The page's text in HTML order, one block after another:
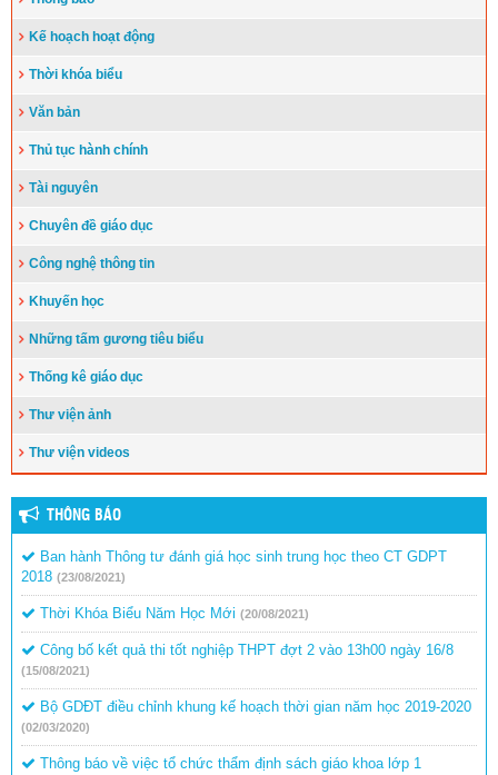
Kế hoạch hoạt động
Thời khóa biểu
Văn bản
Thủ tục hành chính
Tài nguyên
Chuyên đề giáo dục
Công nghệ thông tin
Khuyến học
Những tấm gương tiêu biểu
Thống kê giáo dục
Thư viện ảnh
Thư viện videos
THÔNG BÁO
Ban hành Thông tư đánh giá học sinh trung học theo CT GDPT
2018 (23/08/2021)
Thời Khóa Biểu Năm Học Mới (20/08/2021)
Công bố kết quả thi tốt nghiệp THPT đợt 2 vào 13h00 ngày 16/8
(15/08/2021)
Bộ GDĐT điều chỉnh khung kế hoạch thời gian năm học 2019-2020
(02/03/2020)
Thông báo về việc tổ chức thẩm định sách giáo khoa lớp 1